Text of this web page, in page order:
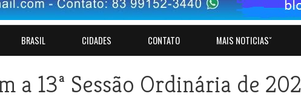
BRASIL CIDADES CONTATO MAIS NOTICIASˇ
a 13ª Sessão Ordinária de